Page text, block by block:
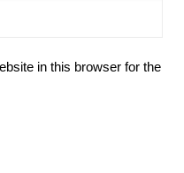
in this browser for the